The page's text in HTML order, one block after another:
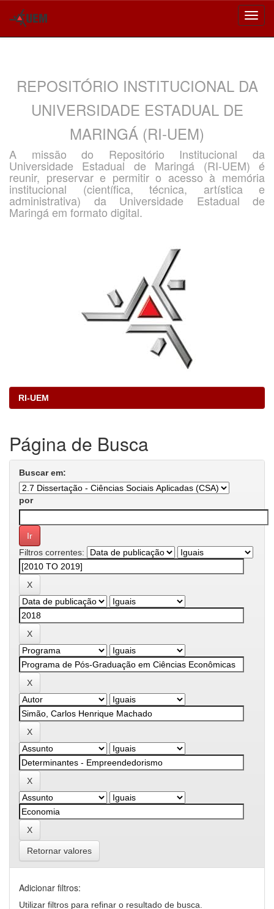
REPOSITÓRIO INSTITUCIONAL DA
UNIVERSIDADE ESTADUAL DE
MARINGÁ (RI-UEM)
A missão do Repositório Institucional da
Universidade Estadual de Maringá (RI-UEM) é
reunir, preservar e permitir o acesso à memória
institucional (científica, técnica, artística e
administrativa) da Universidade Estadual de
Maringá em formato digital.
RI-UEM
Página de Busca
Buscar em:
por
Filtros correntes:
Retornar valores
Adicionar filtros:
Utilizar filtros para refinar o resultado de busca.